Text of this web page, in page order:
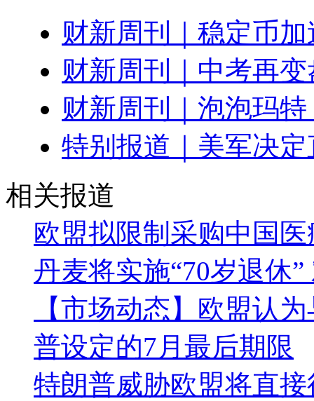
财新周刊｜稳定币
财新周刊｜中考再变
财新周刊｜泡泡玛
特别报道｜美军决
相关报道
欧盟拟限制采购中国
丹麦将实施“70岁退休
【市场动态】欧盟认
普设定的7月最后期限
特朗普威胁欧盟将直